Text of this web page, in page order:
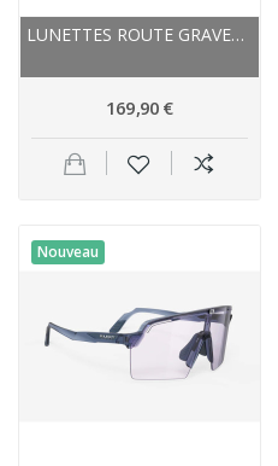
LUNETTES ROUTE GRAVEL ET VTT - RUDY PROJECT...
169,90 €
Nouveau